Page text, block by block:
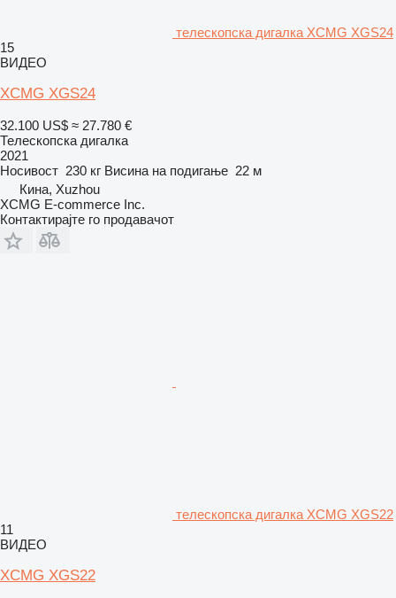
телескопска дигалка XCMG XGS24
15
ВИДЕО
XCMG XGS24
32.100 US$ ≈ 27.780 €
Телескопска дигалка
2021
Носивост 230 кг Висина на подигање 22 м
Кина, Xuzhou
XCMG E-commerce Inc.
Контактирајте го продавачот
телескопска дигалка XCMG XGS22
11
ВИДЕО
XCMG XGS22